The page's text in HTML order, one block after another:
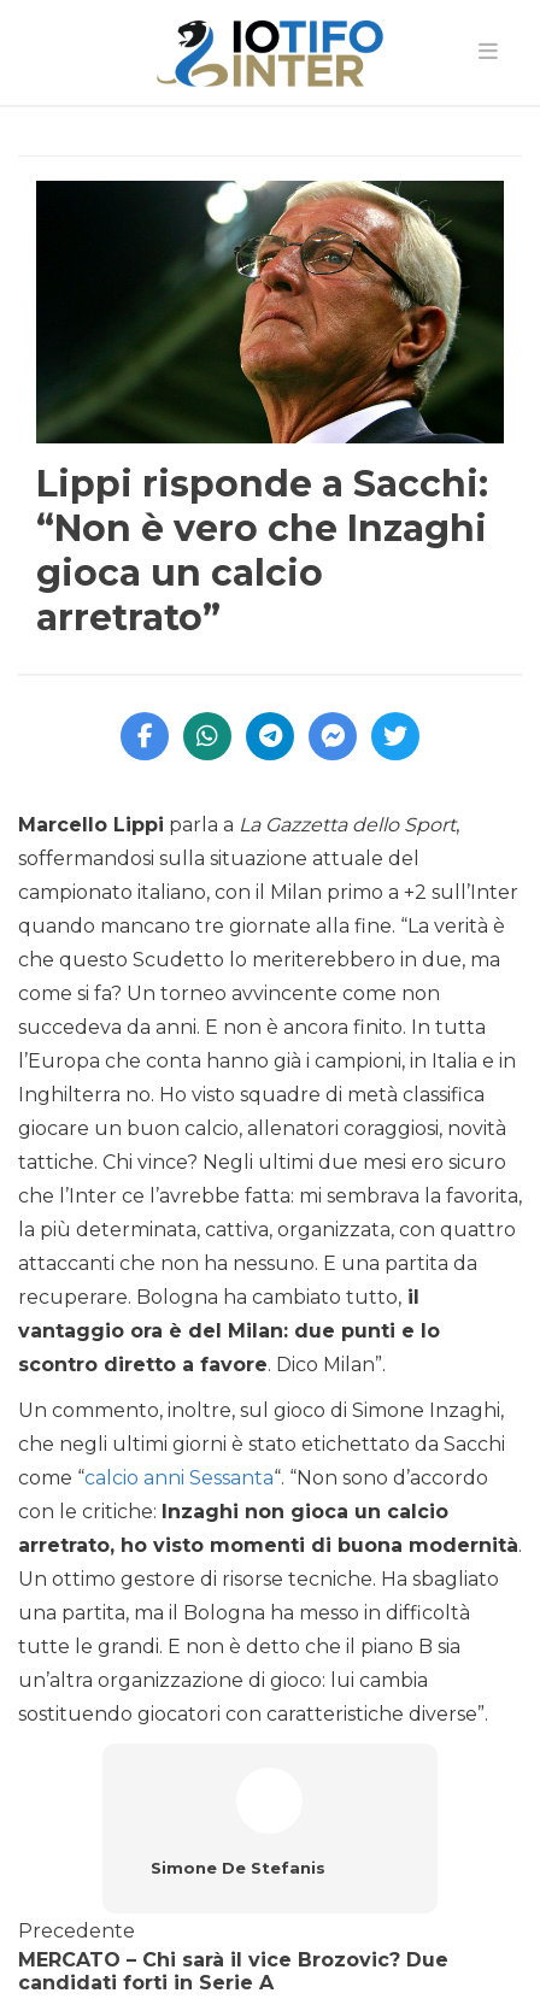
Lippi risponde a Sacchi:
“Non è vero che Inzaghi
gioca un calcio
arretrato”
Marcello Lippi parla a La Gazzetta dello Sport,
soffermandosi sulla situazione attuale del
campionato italiano, con il Milan primo a +2 sull’Inter
quando mancano tre giornate alla fine. “La verità è
che questo Scudetto lo meriterebbero in due, ma
come si fa? Un torneo avvincente come non
succedeva da anni. E non è ancora finito. In tutta
l’Europa che conta hanno già i campioni, in Italia e in
Inghilterra no. Ho visto squadre di metà classifica
giocare un buon calcio, allenatori coraggiosi, novità
tattiche. Chi vince? Negli ultimi due mesi ero sicuro
che l’Inter ce l’avrebbe fatta: mi sembrava la favorita,
la più determinata, cattiva, organizzata, con quattro
attaccanti che non ha nessuno. E una partita da
recuperare. Bologna ha cambiato tutto, il
vantaggio ora è del Milan: due punti e lo
scontro diretto a favore. Dico Milan”.
Un commento, inoltre, sul gioco di Simone Inzaghi,
che negli ultimi giorni è stato etichettato da Sacchi
come “calcio anni Sessanta“. “Non sono d’accordo
con le critiche: Inzaghi non gioca un calcio
arretrato, ho visto momenti di buona modernità.
Un ottimo gestore di risorse tecniche. Ha sbagliato
una partita, ma il Bologna ha messo in difficoltà
tutte le grandi. E non è detto che il piano B sia
un’altra organizzazione di gioco: lui cambia
sostituendo giocatori con caratteristiche diverse”.
Simone De Stefanis
Precedente
MERCATO – Chi sarà il vice Brozovic? Due
candidati forti in Serie A